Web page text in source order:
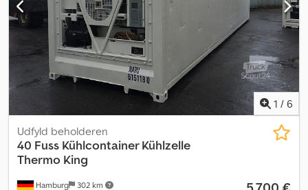
1 / 6
Hamburg 302 km
Udfyld beholderen
40 Fuss Kühlcontainer Kühlzelle
Thermo King